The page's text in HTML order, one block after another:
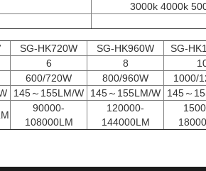
3000k 4000k
SG-HK720W SG-HK960W SG-
6 8
600/720W 800/960W 1000/
145～155LM/W 145～155LM/W 145～
90000-
108000LM
120000-
144000LM